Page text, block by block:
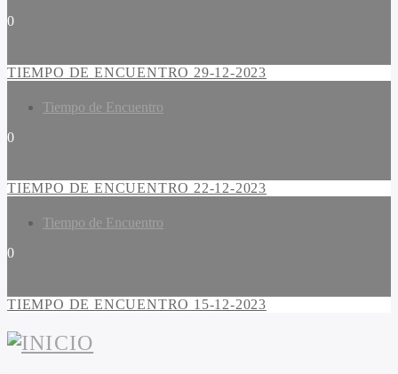
0
TIEMPO DE ENCUENTRO 29-12-2023
Tiempo de Encuentro
0
TIEMPO DE ENCUENTRO 22-12-2023
Tiempo de Encuentro
0
TIEMPO DE ENCUENTRO 15-12-2023